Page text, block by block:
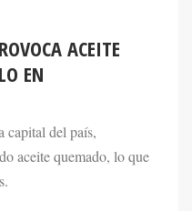
ACEITE
EN
capital del país,
aceite quemado, lo que